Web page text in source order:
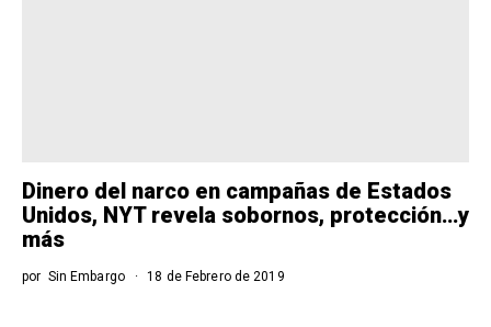
Dinero del narco en campañas de Estados
Unidos, NYT revela sobornos, protección…y
más
por Sin Embargo 18 de Febrero de 2019